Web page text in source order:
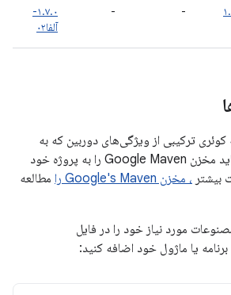
-
-
۱.۷.۰-
آلفا۰۲
کوئری ترکیبی از ویژگی‌های دوربین که به
وابستگی وابسته است، باید مخزن Google Maven را به پروژه خود
بیشتر ، مخزن Google's Maven را
مطالعه
مورد نیاز خود را در فایل
برنامه یا ماژول خود اضافه کنید: